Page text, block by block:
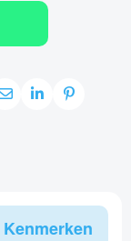
Kenmerken